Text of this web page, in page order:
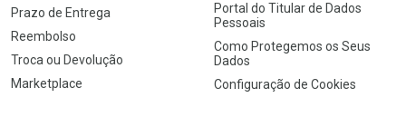
Prazo de Entrega
Reembolso
Troca ou Devolução
Marketplace
Portal do Titular de Dados
Pessoais
Como Protegemos os Seus
Dados
Configuração de Cookies